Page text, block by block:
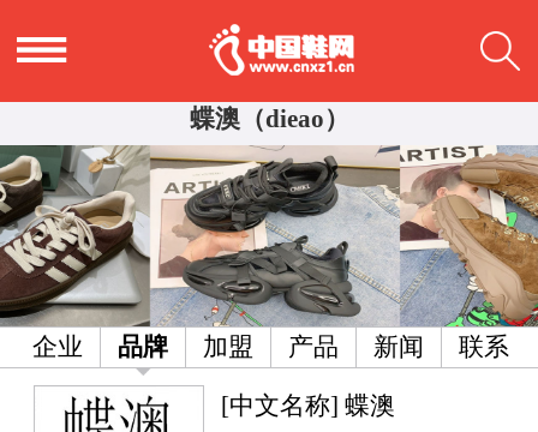
蝶澳（dieao）
企业 品牌 加盟 产品 新闻 联系
[中文名称] 蝶澳